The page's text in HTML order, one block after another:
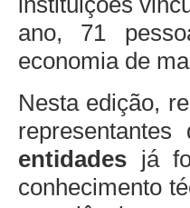
ano, 71
economia de
Nesta edição,
entidades já
conhecimento